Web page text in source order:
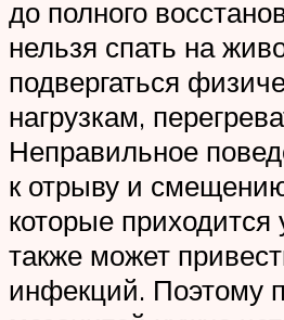
до полного
нельзя спать на
подвергаться
нагрузкам,
Неправильное
к отрыву и
которые приходится
также может
инфекций. Поэтому